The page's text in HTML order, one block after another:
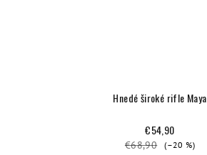
Hnedé široké rifle Maya
€54,90
€68,90 (–20 %)